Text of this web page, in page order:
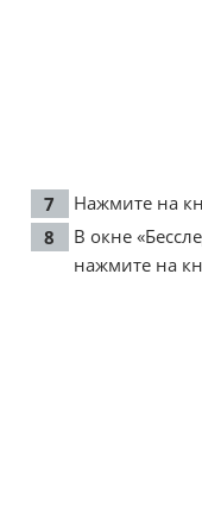
Нажмите на
В окне
нажмите на